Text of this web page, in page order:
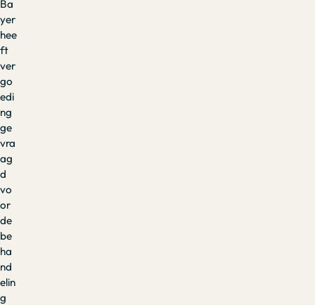
Ba
yer
hee
ft
ver
go
edi
ng
ge
vra
ag
d
vo
or
de
be
ha
nd
elin
g